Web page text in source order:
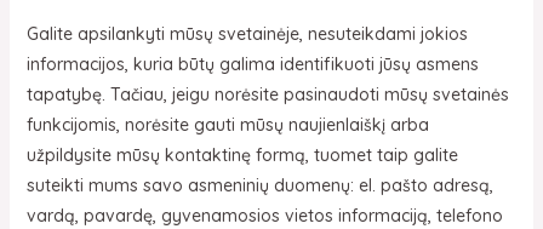
Galite apsilankyti mūsų svetainėje, nesuteikdami jokios
informacijos, kuria būtų galima identifikuoti jūsų asmens
tapatybę. Tačiau, jeigu norėsite pasinaudoti mūsų svetainės
funkcijomis, norėsite gauti mūsų naujienlaiškį arba
užpildysite mūsų kontaktinę formą, tuomet taip galite
suteikti mums savo asmeninių duomenų: el. pašto adresą,
vardą, pavardę, gyvenamosios vietos informaciją, telefono